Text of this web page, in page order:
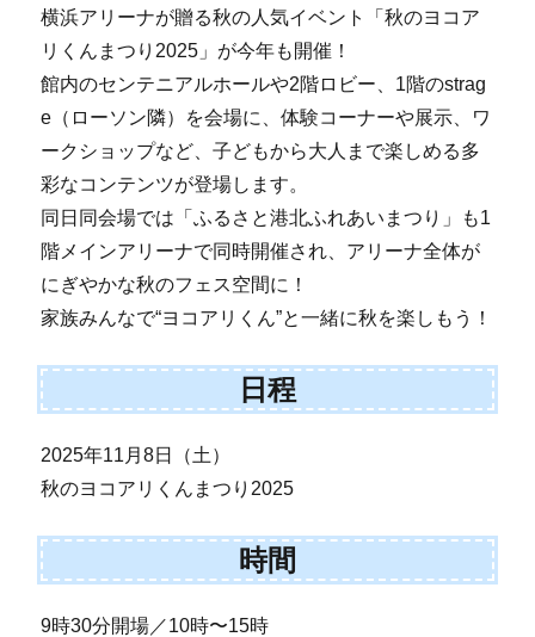
横浜アリーナが贈る秋の人気イベント「秋のヨコア
リくんまつり2025」が今年も開催！
館内のセンテニアルホールや2階ロビー、1階のstrag
e（ローソン隣）を会場に、体験コーナーや展示、ワ
ークショップなど、子どもから大人まで楽しめる多
彩なコンテンツが登場します。
同日同会場では「ふるさと港北ふれあいまつり」も1
階メインアリーナで同時開催され、アリーナ全体が
にぎやかな秋のフェス空間に！
家族みんなで“ヨコアリくん”と一緒に秋を楽しもう！
日程
2025年11月8日（土）
秋のヨコアリくんまつり2025
時間
9時30分開場／10時〜15時